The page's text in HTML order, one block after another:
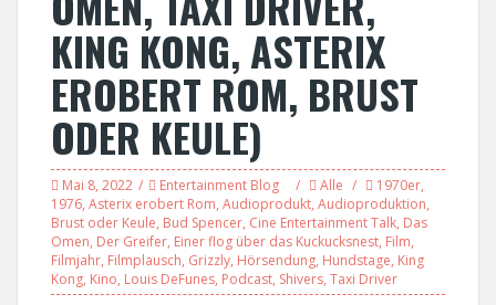
KING KONG, ASTERIX
EROBERT ROM, BRUST
ODER KEULE)
Mai 8, 2022 Entertainment Blog Alle 1970er,
1976, Asterix erobert Rom, Audioprodukt, Audioproduktion,
Brust oder Keule, Bud Spencer, Cine Entertainment Talk, Das
Omen, Der Greifer, Einer flog über das Kuckucksnest, Film,
Filmjahr, Filmplausch, Grizzly, Hörsendung, Hundstage, King
Kong, Kino, Louis DeFunes, Podcast, Shivers, Taxi Driver